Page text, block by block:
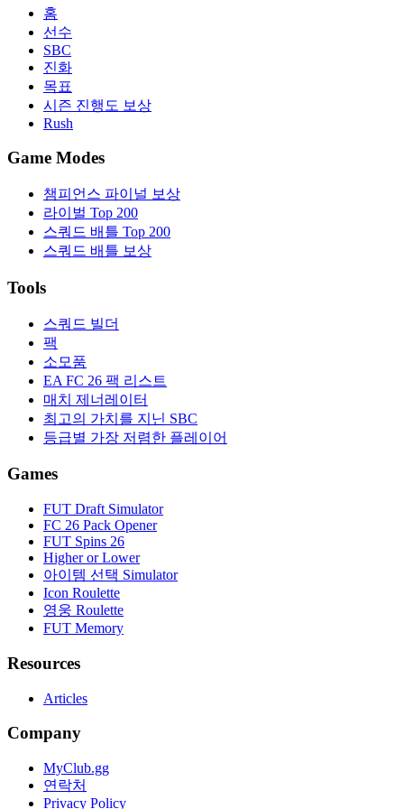
홈
선수
SBC
진화
목표
시즌 진행도 보상
Rush
Game Modes
챔피언스 파이널 보상
라이벌 Top 200
스쿼드 배틀 Top 200
스쿼드 배틀 보상
Tools
스쿼드 빌더
팩
소모품
EA FC 26 팩 리스트
매치 제너레이터
최고의 가치를 지닌 SBC
등급별 가장 저렴한 플레이어
Games
FUT Draft Simulator
FC 26 Pack Opener
FUT Spins 26
Higher or Lower
아이템 선택 Simulator
Icon Roulette
영웅 Roulette
FUT Memory
Resources
Articles
Company
MyClub.gg
연락처
Privacy Policy